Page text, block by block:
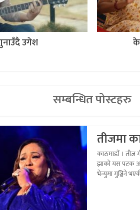
उगेश
सम्बन्धित पोस्टहरु
तीजमा
काठमाडौं । तीज
झाको यस पटक
भेन्युमा गुञ्जिने